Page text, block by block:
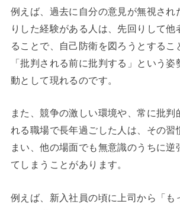
例えば、過去に自分の意見が無視され
りした経験がある人は、先回りして他
ることで、自己防衛を図ろうとするこ
「批判される前に批判する」という
動として現れるのです。
また、競争の激しい環境や、常に批判
れる職場で長年過ごした人は、その習
まい、他の場面でも無意識のうちに逆
てしまうことがあります。
例えば、新入社員の頃に上司から「も